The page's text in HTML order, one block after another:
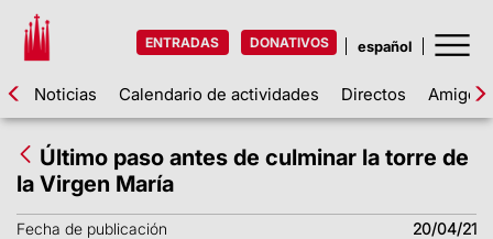
ENTRADAS DONATIVOS
Noticias Calendario de actividades Directos Amigos
Último paso antes de culminar la torre de
la Virgen María
Fecha de publicación 20/04/21